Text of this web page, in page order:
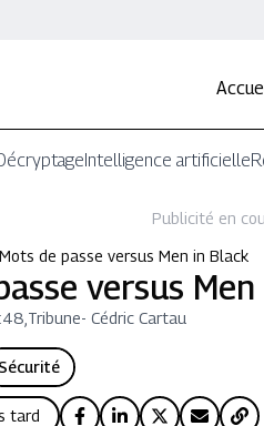
Intelligence artificielle
Publicité en
Mots de passe versus Men in Black
versus
Tribune-Cédric Cartau
Sécurité
tard